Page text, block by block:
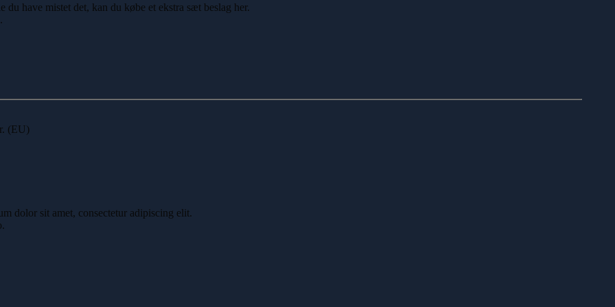
have mistet det, kan du købe et ekstra sæt beslag her.
(EU)
dolor sit amet, consectetur adipiscing elit.